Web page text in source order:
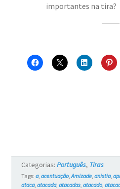
importantes na tira?
Categorias: Português, Tiras
Tags: a, acentuação, Amizade, anistia,
ataca, atacada, atacadas, atacado,